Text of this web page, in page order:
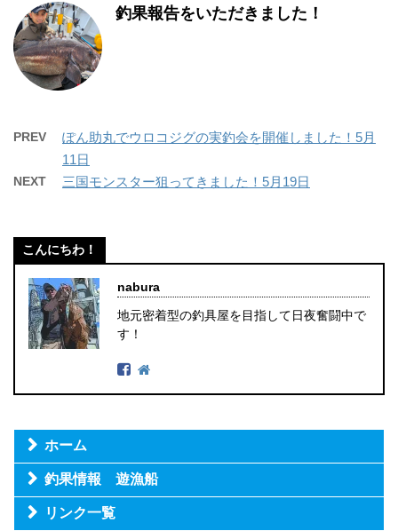
釣果報告をいただきました！
PREV
ぽん助丸でウロコジグの実釣会を開催しました！5月
11日
NEXT 三国モンスター狙ってきました！5月19日
こんにちわ！
nabura
地元密着型の釣具屋を目指して日夜奮闘中で
す！
ホーム
釣果情報 遊漁船
リンク一覧